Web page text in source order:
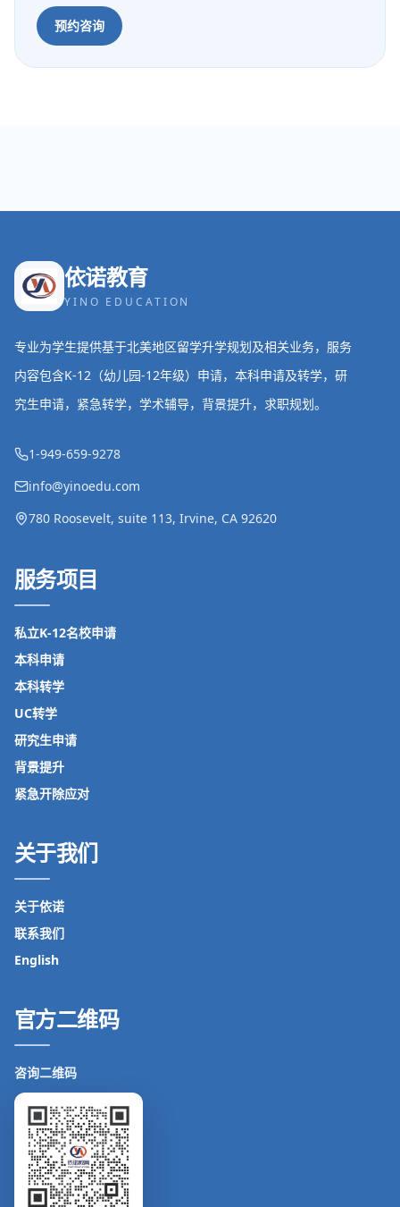
预约咨询
依诺教育
YINO EDUCATION
专业为学生提供基于北美地区留学升学规划及相关业务，服务
内容包含K-12（幼儿园-12年级）申请，本科申请及转学，研
究生申请，紧急转学，学术辅导，背景提升，求职规划。
1-949-659-9278
info@yinoedu.com
780 Roosevelt, suite 113, Irvine, CA 92620
服务项目
私立K-12名校申请
本科申请
本科转学
UC转学
研究生申请
背景提升
紧急开除应对
关于我们
关于依诺
联系我们
English
官方二维码
咨询二维码